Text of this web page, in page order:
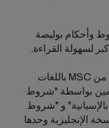
وأحكام بوليصة
لسهولة القراءة.
ومن أجل راحتك، نقدم أيضاً ترجمة بوليصة الشحن من MSC باللغات
بواسطة "شروط
و "شروط
الإنجليزية وحدها